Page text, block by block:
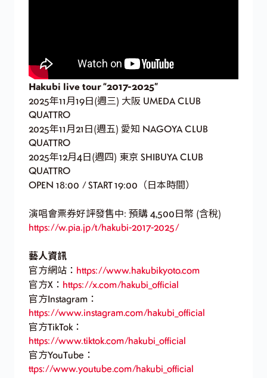
Hakubi live tour “2017-2025”
2025年11月19日(週三) 大阪 UMEDA CLUB
QUATTRO
2025年11月21日(週五) 愛知 NAGOYA CLUB
QUATTRO
2025年12月4日(週四) 東京 SHIBUYA CLUB
QUATTRO
OPEN 18:00 / START 19:00（日本時間）
演唱會票券好評發售中: 預購 4,500日幣 (含稅)
https://w.pia.jp/t/hakubi-2017-2025/
藝人資訊
官方網站： https://www.hakubikyoto.com
官方X： https://x.com/hakubi_official
官方Instagram：
https://www.instagram.com/hakubi_official
官方TikTok：
https://www.tiktok.com/hakubi_official
官方YouTube：
ttps://www.youtube.com/hakubi_official